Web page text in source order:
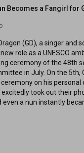
(GD), a singer and
role as a UNESCO
ceremony of the 48th
in July. On the 5th,
on his personal
took out their
a nun instantly
GD's interaction
to hold the dragon's